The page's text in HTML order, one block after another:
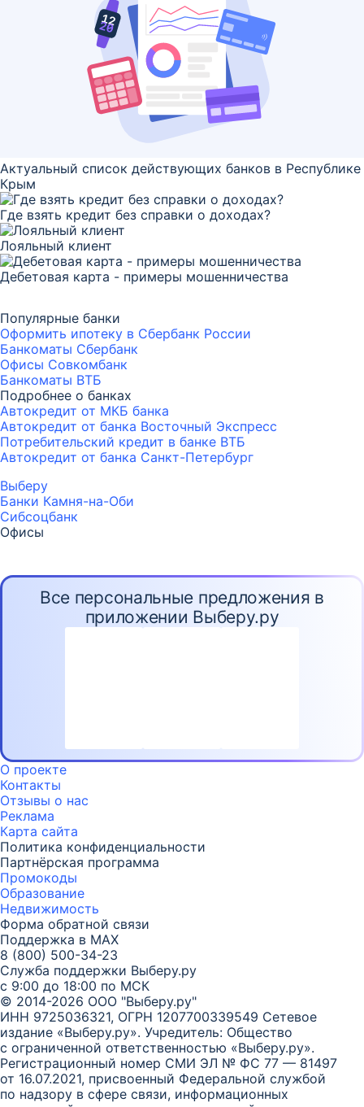
Актуальный список действующих банков в Республике
Крым
Где взять кредит без справки о доходах?
Лояльный клиент
Дебетовая карта - примеры мошенничества
Популярные банки
Оформить ипотеку в Сбербанк России
Банкоматы Сбербанк
Офисы Совкомбанк
Банкоматы ВТБ
Подробнее о банках
Автокредит от МКБ банка
Автокредит от банка Восточный Экспресс
Потребительский кредит в банке ВТБ
Автокредит от банка Санкт-Петербург
Выберу
Банки Камня-на-Оби
Сибсоцбанк
Офисы
Все персональные предложения в
приложении Выберу.ру
О проекте
Контакты
Отзывы о нас
Реклама
Карта сайта
Политика конфиденциальности
Партнёрская программа
Промокоды
Образование
Недвижимость
Форма обратной связи
Поддержка в MAX
8 (800) 500-34-23
Служба поддержки Выберу.ру
с 9:00 до 18:00 по МСК
© 2014-2026 ООО "Выберу.ру"
ИНН 9725036321, ОГРН 1207700339549 Сетевое
издание «Выберу.ру». Учредитель: Общество
с ограниченной ответственностью «Выберу.ру».
Регистрационный номер СМИ ЭЛ № ФС 77 — 81497
от 16.07.2021, присвоенный Федеральной службой
по надзору в сфере связи, информационных